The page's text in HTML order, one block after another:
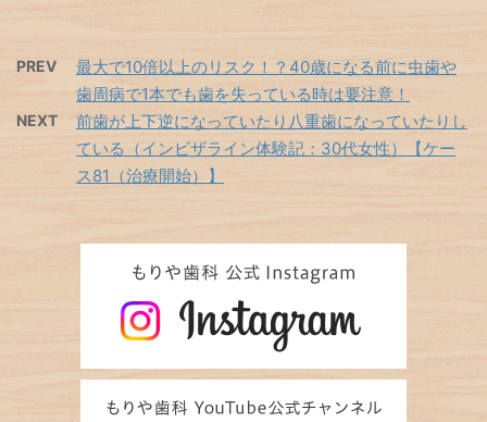
PREV
最大で10倍以上のリスク！？40歳になる前に虫歯や
歯周病で1本でも歯を失っている時は要注意！
NEXT
前歯が上下逆になっていたり八重歯になっていたりし
ている（インビザライン体験記：30代女性）【ケー
ス81（治療開始）】